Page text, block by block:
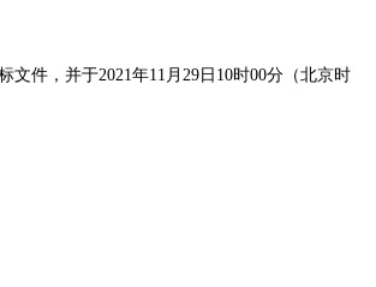
文件，并于2021年11月29日10时00分（北京时